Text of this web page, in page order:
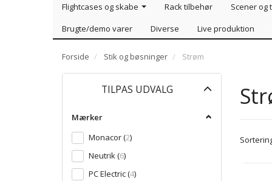
Flightcases og skabe
Rack tilbehør Scener og
Brugte/demo varer
Diverse Live produktion
Forside Stik og bøsninger Strøm
TILPAS UDVALG
Skifte
filter
Mærker
Monacor(2)
Neutrik(6)
PC Electric(4)